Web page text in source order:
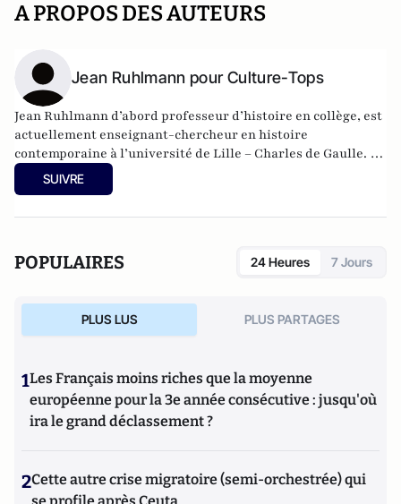
A PROPOS DES AUTEURS
Jean Ruhlmann pour Culture-Tops
Jean Ruhlmann d’abord professeur d’histoire en collège, est
actuellement enseignant-chercheur en histoire
contemporaine à l’université de Lille – Charles de Gaulle. Le
théâtre est une passion qui remonte à sa découverte du
Festival d’Avignon ; il s’intéresse également aux séries
SUIVRE
POPULAIRES 24 Heures 7 Jours
PLUS LUS PLUS PARTAGES
1Les Français moins riches que la moyenne
européenne pour la 3e année consécutive : jusqu'où
ira le grand déclassement ?
2Cette autre crise migratoire (semi-orchestrée) qui